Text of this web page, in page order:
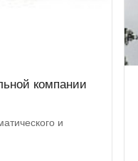
компании
и